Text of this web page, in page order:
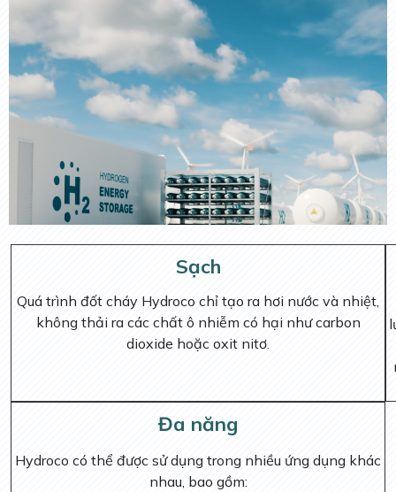
Sạch
Quá trình đốt cháy Hydroco chỉ tạo ra hơi nước và nhiệt,
không thải ra các chất ô nhiễm có hại như carbon
dioxide hoặc oxit nitơ.
Đa năng
Hydroco có thể được sử dụng trong nhiều ứng dụng khác
nhau, bao gồm: